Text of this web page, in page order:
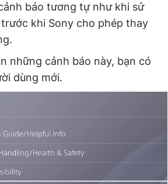
báo tương tự như khi sử
khi Sony cho phép thay
những cảnh báo này, bạn có
dùng mới.